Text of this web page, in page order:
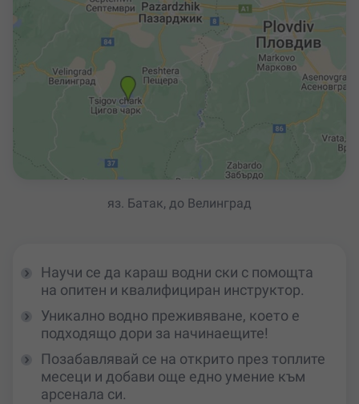
яз. Батак, до Велинград
Научи се да караш водни ски с помощта
на опитен и квалифициран инструктор.
Уникално водно преживяване, което е
подходящо дори за начинаещите!
Позабавлявай се на открито през топлите
месеци и добави още едно умение към
арсенала си.